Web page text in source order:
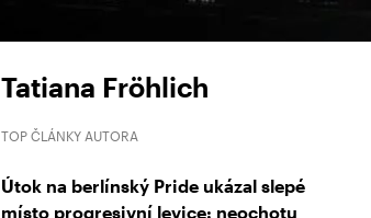
Tatiana Fröhlich
TOP ČLÁNKY AUTORA
Útok na berlínský Pride ukázal slepé
místo progresivní levice: neochotu